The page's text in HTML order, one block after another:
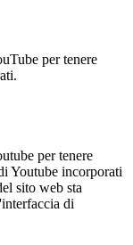
per tenere
per tenere
Youtube incorporati
sito web sta
di